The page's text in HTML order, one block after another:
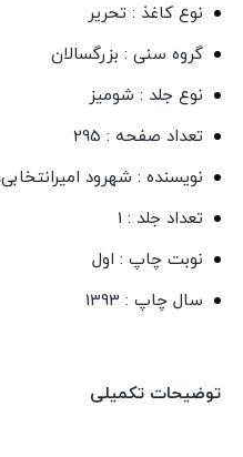
نوع کاغذ : تحریر
گروه سنی : بزرگسالان
نوع جلد : شومیز
تعداد صفحه : 295
نویسنده : شهرود
تعداد جلد : 1
نوبت چاپ : اول
سال چاپ : 1393
توضیحات تکمیلی